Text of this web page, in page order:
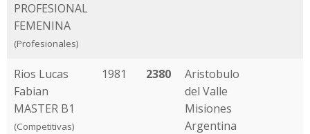
PROFESIONAL
FEMENINA
(Profesionales)
Rios Lucas
Fabian
MASTER B1
(Competitivas)
1981 2380
Aristobulo
del Valle
Misiones
Argentina